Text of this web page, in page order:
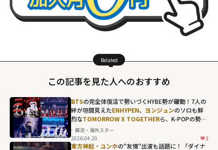
Related
この記事を見た人へのおすすめ
BTSの完全体復活で勢いづくHYBE勢が躍動！7人の
絆が垣間見えたENHYPEN、 ヨンジュンのソロも鮮
烈なTOMORROW X TOGETHERら、K-POPの勢い
を象徴する"国立競技場"の熱狂
韓流・海外スター
2026.04.20
2
東方神起・ユンホの"友情"出演も話題に！「ダイナ